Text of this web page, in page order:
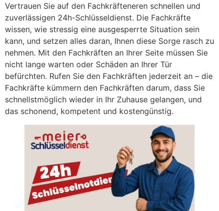
Vertrauen Sie auf den Fachkräfteneren schnellen und
zuverlässigen 24h-Schlüsseldienst. Die Fachkräfte
wissen, wie stressig eine ausgesperrte Situation sein
kann, und setzen alles daran, Ihnen diese Sorge rasch zu
nehmen. Mit den Fachkräften an Ihrer Seite müssen Sie
nicht lange warten oder Schäden an Ihrer Tür
befürchten. Rufen Sie den Fachkräften jederzeit an – die
Fachkräfte kümmern den Fachkräften darum, dass Sie
schnellstmöglich wieder in Ihr Zuhause gelangen, und
das schonend, kompetent und kostengünstig.